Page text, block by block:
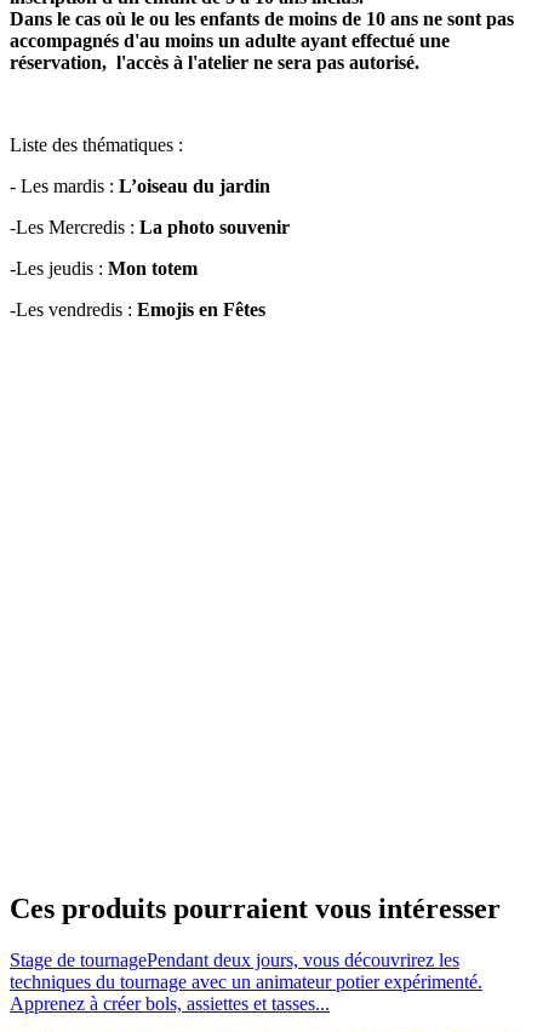
Dans le cas où le ou les enfants de moins de 10 ans ne sont pas
accompagnés d'au moins un adulte ayant effectué une
réservation, l'accès à l'atelier ne sera pas autorisé.
Liste des thématiques :
- Les mardis : L’oiseau du jardin
-Les Mercredis : La photo souvenir
-Les jeudis : Mon totem
-Les vendredis : Emojis en Fêtes
Ces produits pourraient vous intéresser
Stage de tournagePendant deux jours, vous découvrirez les
techniques du tournage avec un animateur potier expérimenté.
Apprenez à créer bols, assiettes et tasses...